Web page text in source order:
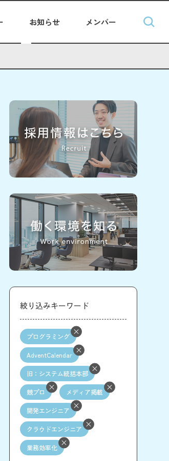
お知らせ メンバー
絞り込みキーワード
プログラミング
AdventCalendar
旧：システム統括本部
競プロ メディア掲載
開発エンジニア
クラウドエンジニア
業務効率化